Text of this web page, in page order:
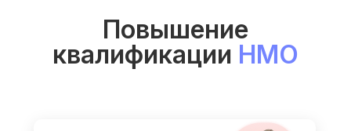
Повышение
квалификации НМО